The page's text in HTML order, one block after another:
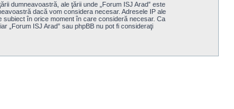
dumneavoastră, ale ţării unde „Forum ISJ Arad” este
dacă vom considera necesar. Adresele IP ale
subiect în orice moment în care consideră necesar. Ca
„Forum ISJ Arad” sau phpBB nu pot fi consideraţi